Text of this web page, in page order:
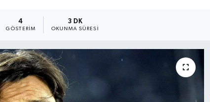
4
GÖSTERIM
3 DK
OKUNMA SÜRESI